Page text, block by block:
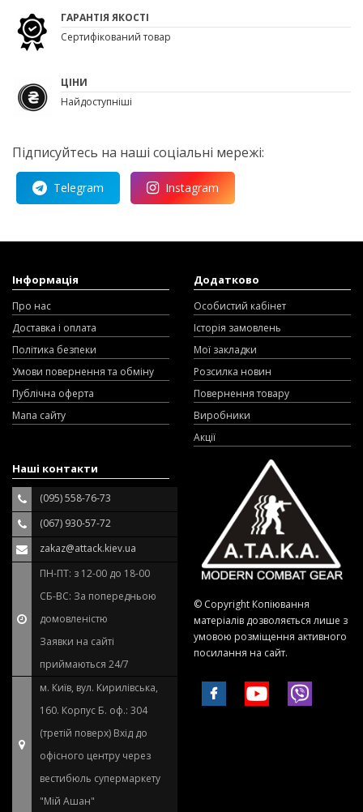
ГАРАНТІЯ ЯКОСТІ
Сертифікований товар
ЦІНИ
Найдоступніші
Підписуйтесь на наші соціальні мережі:
Telegram Instagram
Інформація
Про нас
Доставка і оплата
Політика безпеки
Умови повернення та обміну
Публічна оферта
Мапа сайту
Додатково
Особистий кабінет
Історія замовлень
Мої закладки
Розсилка новин
Повернення товару
Виробники
Акції
Наші контакти
(095) 558-76-73
(067) 930-57-72
zakaz@attack.kiev.ua
ПН-ПТ: з 12-00 до 18-00
СБ-ВС: За попередньою
домовленістю
Заявки на сайті
приймаються 24/7
м. Київ, вул. Кирилівська,
160. Корпус Б. оф.: 304
(третій поверх) Вхід до
офісного центру через
вестибюль супермаркету
"Мій Ашан"
© Copyright Копіювання
матеріалів дозволяється лише з
умовою розміщення активного
посилання на сайт.